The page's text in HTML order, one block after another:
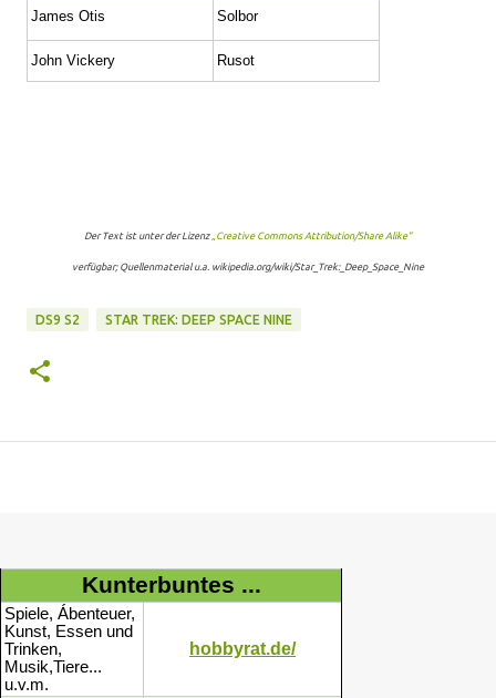
James Otis Solbor
John Vickery Rusot
Der Text ist unter der Lizenz„Creative Commons Attribution/Share Alike“
verfügbar; Quellenmaterial u.a. wikipedia.org/wiki/Star_Trek:_Deep_Space_Nine
DS9 S2 STAR TREK: DEEP SPACE NINE
Kunterbuntes ...
Spiele, Ábenteuer,
Kunst, Essen und
Trinken,
Musik,Tiere...
u.v.m.
hobbyrat.de/